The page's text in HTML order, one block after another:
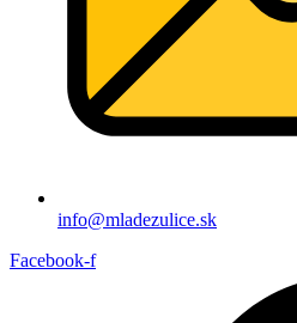
info@mladezulice.sk
Facebook-f